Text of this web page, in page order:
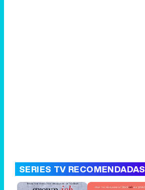
SERIES TV RECOMENDADAS